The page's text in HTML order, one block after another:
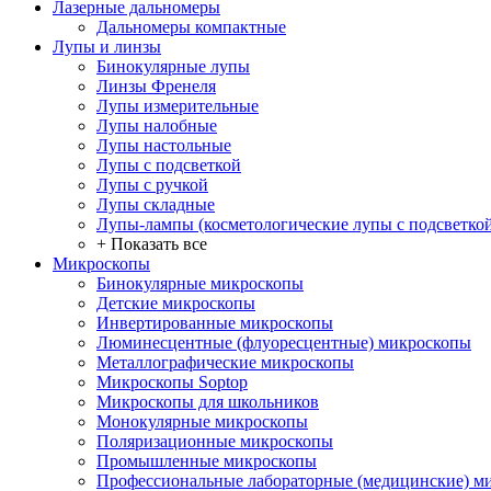
Лазерные дальномеры
Дальномеры компактные
Лупы и линзы
Бинокулярные лупы
Линзы Френеля
Лупы измерительные
Лупы налобные
Лупы настольные
Лупы с подсветкой
Лупы с ручкой
Лупы складные
Лупы-лампы (косметологические лупы с
+ Показать все
Микроскопы
Бинокулярные микроскопы
Детские микроскопы
Инвертированные микроскопы
Люминесцентные (флуоресцентные) микроскопы
Металлографические микроскопы
Микроскопы Soptop
Микроскопы для школьников
Монокулярные микроскопы
Поляризационные микроскопы
Промышленные микроскопы
Профессиональные лабораторные (медицинские)